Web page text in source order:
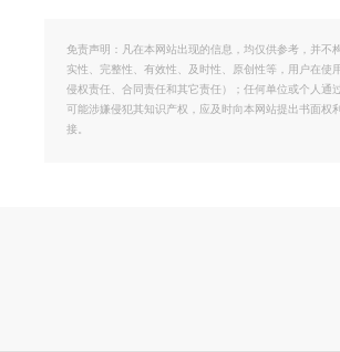
免责声明：凡在本网站出现的信息，均仅供参考，并
实性、完整性、有效性、及时性、原创性等，用户在
侵权责任、合同责任和其它责任）；任何单位或个人
可能涉嫌侵犯其知识产权，应及时向本网站提出书面
接。